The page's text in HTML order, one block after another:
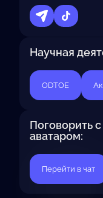
Научная
ODTOE
Поговорить
аватаром:
Перейти в чат